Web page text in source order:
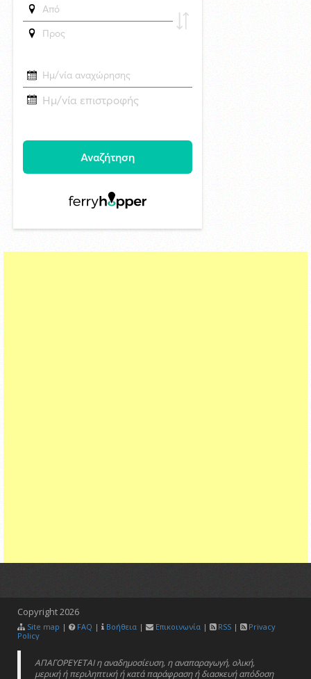
Copyright2026
Site map | FAQ | Βοήθεια | Επικοινωνία | RSS |
Privacy
Policy
ΑΠΑΓΟΡΕΥΕΤΑΙ η αναδημοσίευση, η αναπαραγωγή, ολική,
μερική ή περιληπτική ή κατά παράφραση ή διασκευή απόδοση